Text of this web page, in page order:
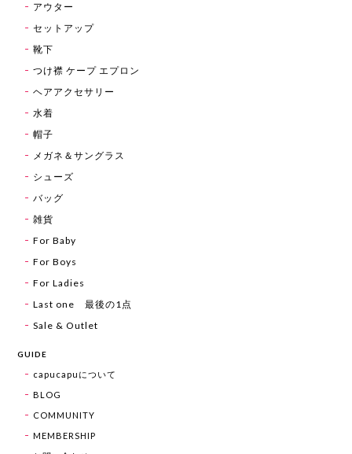
アウター
セットアップ
靴下
つけ襟 ケープ エプロン
ヘアアクセサリー
水着
帽子
メガネ＆サングラス
シューズ
バッグ
雑貨
For Baby
For Boys
For Ladies
Last one 最後の1点
Sale & Outlet
GUIDE
capucapuについて
BLOG
COMMUNITY
MEMBERSHIP